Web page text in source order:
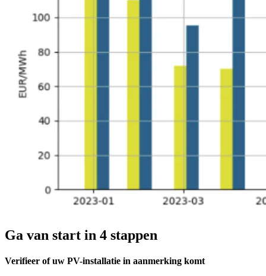
Ga van start in 4 stappen
Verifieer of uw PV-installatie in aanmerking komt